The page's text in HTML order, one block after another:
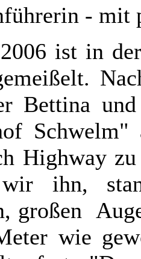
- mit
ist in
Bettina
Highway
wir ihn,
großen
wie